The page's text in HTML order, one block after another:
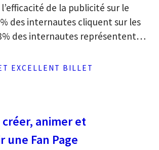
de la publicité sur le
des internautes cliquent sur les
des internautes représentent…
EXCELLENT BILLET
créer, animer et
une Fan Page